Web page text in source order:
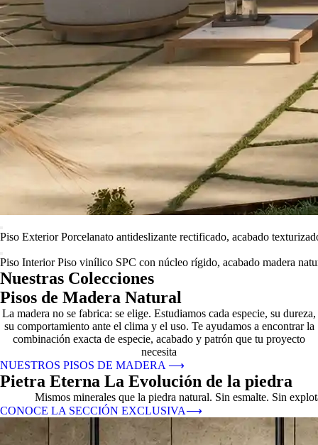
Piso Exterior Porcelanato antideslizante rectificado, acabado
Piso Interior Piso vinílico SPC con núcleo rígido, acabado madera
Nuestras Colecciones
Pisos de Madera Natural
La madera no se fabrica: se elige. Estudiamos cada especie, su dureza,
su comportamiento ante el clima y el uso. Te ayudamos a encontrar la
combinación exacta de especie, acabado y patrón que tu proyecto
necesita
NUESTROS PISOS DE MADERA ⟶
Pietra Eterna La Evolución de la piedra
Mismos minerales que la piedra natural. Sin esmalte. Sin
CONOCE LA SECCIÓN EXCLUSIVA⟶